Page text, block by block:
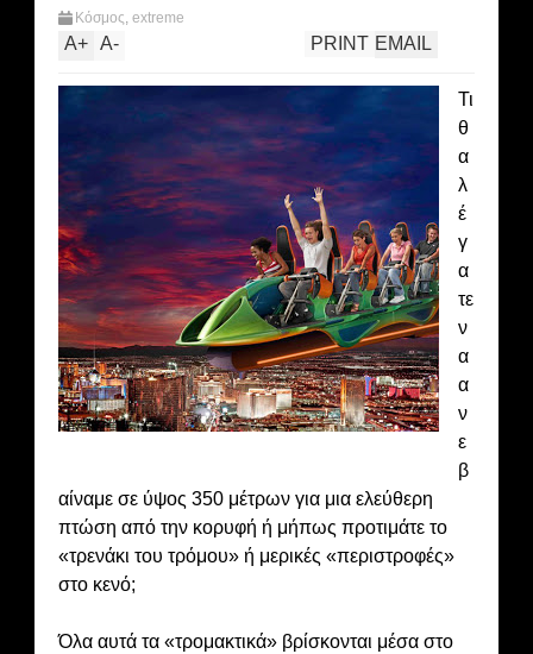
Κόσμος, extreme
A+ A- EMAIL
PRINT
Τι
θ
α
λ
έ
γ
α
τε
ν
α
α
ν
ε
β
αίναμε σε ύψος 350 μέτρων για μια ελεύθερη
πτώση από την κορυφή ή μήπως προτιμάτε το
«τρενάκι του τρόμου» ή μερικές «περιστροφές»
στο κενό;
Όλα αυτά τα «τρομακτικά» βρίσκονται μέσα στο